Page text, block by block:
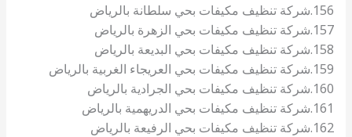
156.شركة تنظيف مكيفات بحي سلطانة بالرياض
157.شركة تنظيف مكيفات بحي الزهرة بالرياض
158.شركة تنظيف مكيفات بحي البديعة بالرياض
159.شركة تنظيف مكيفات بحي العريجاء الغربية بالرياض
160.شركة تنظيف مكيفات بحي الجرادية بالرياض
161.شركة تنظيف مكيفات بحي الدريهمية بالرياض
162.شركة تنظيف مكيفات بحي الرفيعة بالرياض